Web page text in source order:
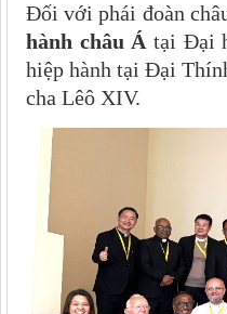
Đối với phái đoàn
hành châu Á tại Đại
hiệp hành tại Đại
cha Lêô XIV.